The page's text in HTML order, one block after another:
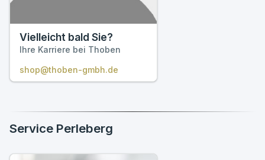
Vielleicht bald Sie?
Ihre Karriere bei Thoben
shop@thoben-gmbh.de
Service Perleberg